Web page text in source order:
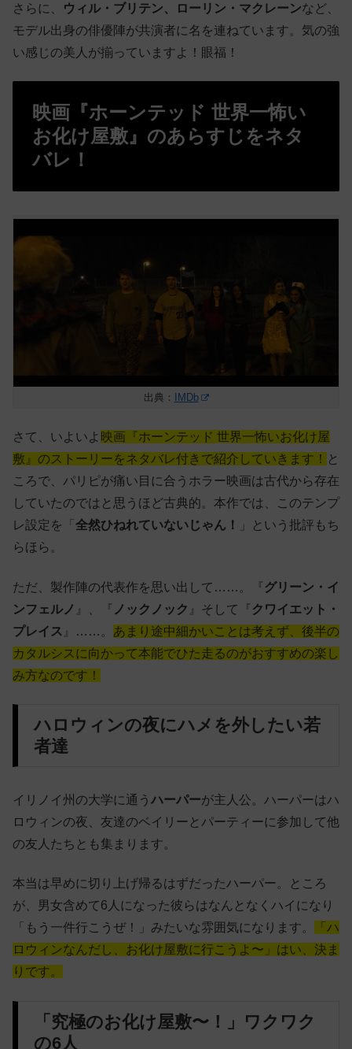
さらに、 ウィル・ブリテン、ローリン・マクレーンなど、
モデル出身の俳優陣が共演者に名を連ねています。気の強
い感じの美人が揃っていますよ！眼福！
映画『ホーンテッド 世界一怖い
お化け屋敷』のあらすじをネタ
バレ！
出典： IMDb
さて、いよいよ 映画『ホーンテッド 世界一怖いお化け屋
敷』のストーリーをネタバレ付きで紹介していきます！ と
ころで、パリピが痛い目に合うホラー映画は古代から存在
していたのではと思うほど古典的。本作では、このテンプ
レ設定を「 全然ひねれていないじゃん！
」という批評もち
らほら。
ただ、製作陣の代表作を思い出して……。『 グリーン・イ
ンフェルノ 』、『 ノックノック 』そして『 クワイエット・
プレイス 』……。 あまり途中細かいことは考えず、後半の
カタルシスに向かって本能でひた走るのがおすすめの楽し
み方なのです！
ハロウィンの夜にハメを外したい若
者達
イリノイ州の大学に通う ハーパーが主人公。ハーパーはハ
ロウィンの夜、友達のベイリーとパーティーに参加して他
の友人たちとも集まります。
本当は早めに切り上げ帰るはずだったハーパー。ところ
が、男女含めて6人になった彼らはなんとなくハイになり
「もう一件行こうぜ！」みたいな雰囲気になります。
「ハ
ロウィンなんだし、お化け屋敷に行こうよ〜」はい、決ま
りです。
「究極のお化け屋敷〜！」ワクワク
の6人